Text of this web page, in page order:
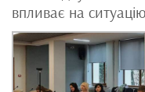
впливає на